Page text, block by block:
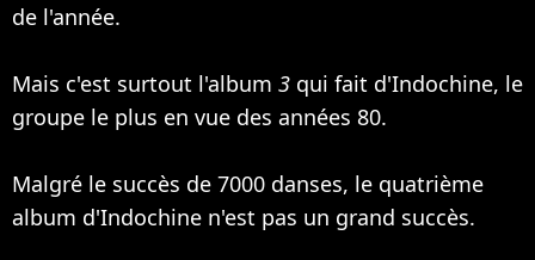
de l'année.
Mais c'est surtout l'album 3 qui fait d'Indochine, le
groupe le plus en vue des années 80.
Malgré le succès de 7000 danses, le quatrième
album d'Indochine n'est pas un grand succès.